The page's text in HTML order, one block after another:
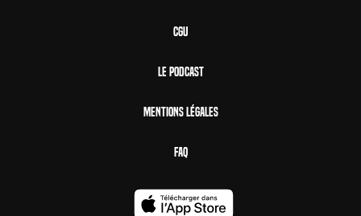
CGU
Le Podcast
Mentions Légales
FAQ